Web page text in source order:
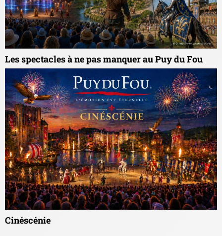
Les spectacles à ne pas manquer au Puy du Fou
Cinéscénie